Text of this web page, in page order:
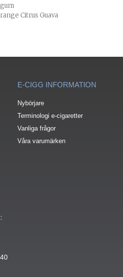
Citrus Guava
E-CIGG INFORMATION
Nybörjare
Terminologi e-cigaretter
Vanliga frågor
Våra varumärken